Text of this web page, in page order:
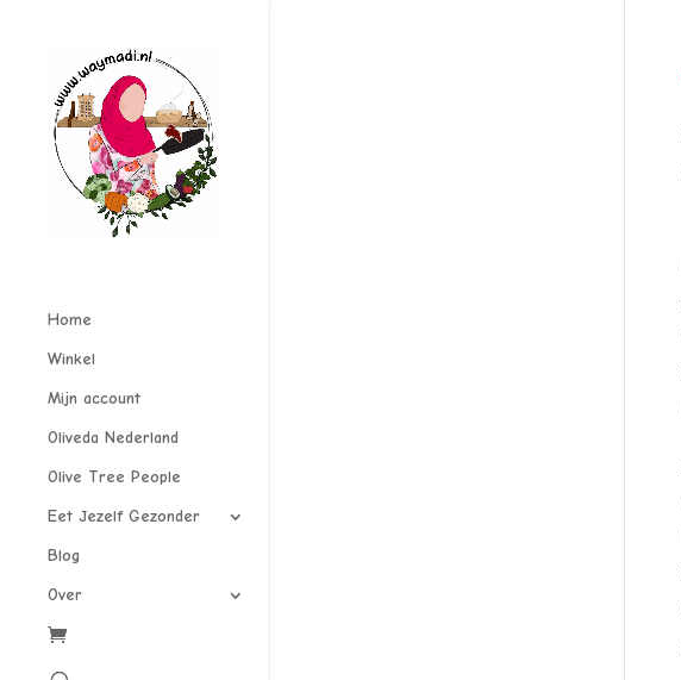
Home
Winkel
Mijn account
Oliveda Nederland
Olive Tree People
Eet Jezelf Gezonder
Blog
Over